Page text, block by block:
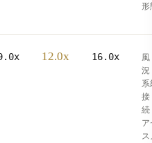
形
12.0x 16.0x
風
況
系
接
続
ア
ス